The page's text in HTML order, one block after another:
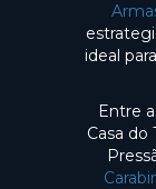
ideal
Entre
Casa do